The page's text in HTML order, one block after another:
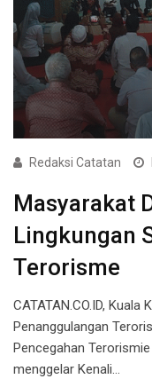
Redaksi Catatan
Masyarakat
Lingkungan
Terorisme
CATATAN.CO.ID, Kuala
Penanggulangan
Pencegahan
menggelar Kenali…